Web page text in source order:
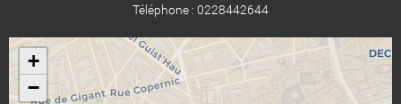
Téléphone : 0228442644
+
−